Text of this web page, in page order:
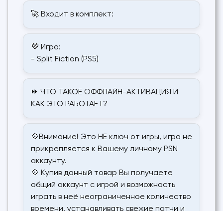
🚀 Входит в комплект:
💜 Игра:
- Split Fiction (PS5)
⏩ ЧТО ТАКОЕ ОФФЛАЙН-АКТИВАЦИЯ И
КАК ЭТО РАБОТАЕТ?
💠Внимание! Это НЕ ключ от игры, игра не
прикрепляется к Вашему личному PSN
аккаунту.
💠 Купив данный товар Вы получаете
общий аккаунт с игрой и возможность
играть в неё неограниченное количество
времени, устанавливать свежие патчи и